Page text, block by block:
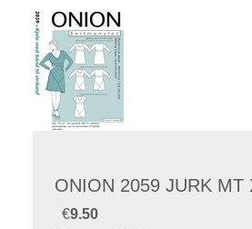
ONION 2059 JURK MT
€9.50